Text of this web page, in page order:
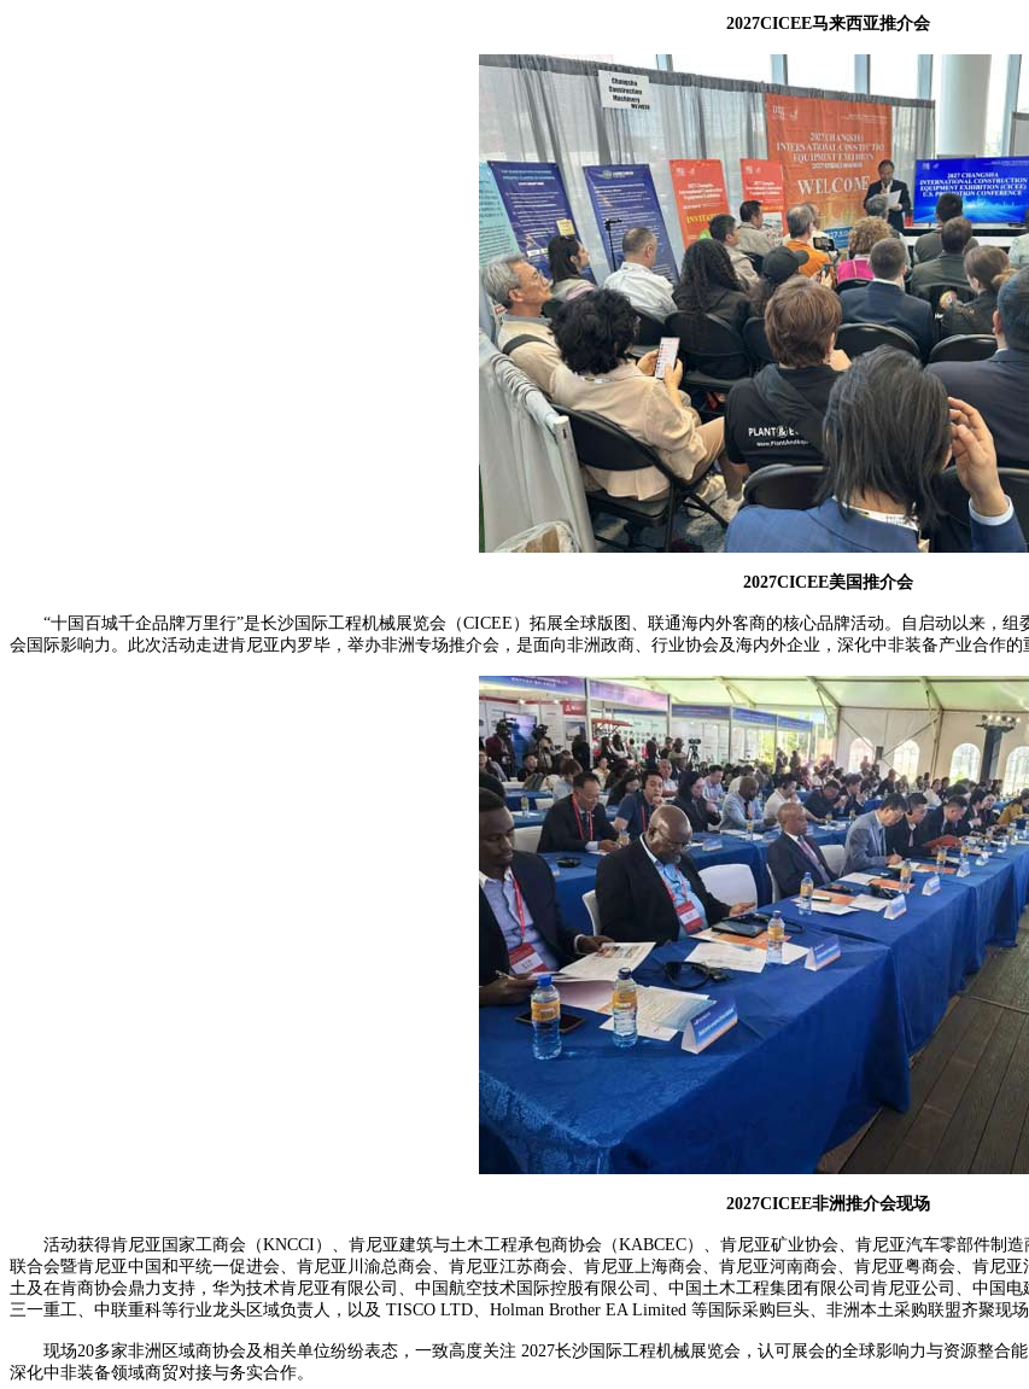
2027CICEE马来西亚推介会
2027CICEE美国推介会
“十国百城千企品牌万里行”是长沙国际工程机械展览会（CICEE）拓展全球版图、联通海内外客商的核心品牌活动。自启动以来，
会国际影响力。此次活动走进肯尼亚内罗毕，举办非洲专场推介会，是面向非洲政商、行业协会及海内外企业，深化中非装备产业合作的
2027CICEE非洲推介会现场
活动获得肯尼亚国家工商会（KNCCI）、肯尼亚建筑与土木工程承包商协会（KABCEC）、肯尼亚矿业协会、肯尼亚汽车零部件制
联合会暨肯尼亚中国和平统一促进会、肯尼亚川渝总商会、肯尼亚江苏商会、肯尼亚上海商会、肯尼亚河南商会、肯尼亚粤商会、肯尼
土及在肯商协会鼎力支持，华为技术肯尼亚有限公司、中国航空技术国际控股有限公司、中国土木工程集团有限公司肯尼亚公司、中国
三一重工、中联重科等行业龙头区域负责人，以及 TISCO LTD、Holman Brother EA Limited 等国际采购巨头、非洲本土采购联盟齐聚现
现场20多家非洲区域商协会及相关单位纷纷表态，一致高度关注 2027长沙国际工程机械展览会，认可展会的全球影响力与资源整合
深化中非装备领域商贸对接与务实合作。